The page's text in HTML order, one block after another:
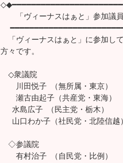
「ヴィーナスはぁと」参加議
「ヴィーナスはぁと」に参加し
方々です。
◇衆議院
川田悦子  （無所属・東京）　
瀬古由起子（共産党・東海）　
水島広子  （民主党・栃木）　
山口わか子（社民党・北陸信越
◇参議院
有村治子  （自民党・比例）　